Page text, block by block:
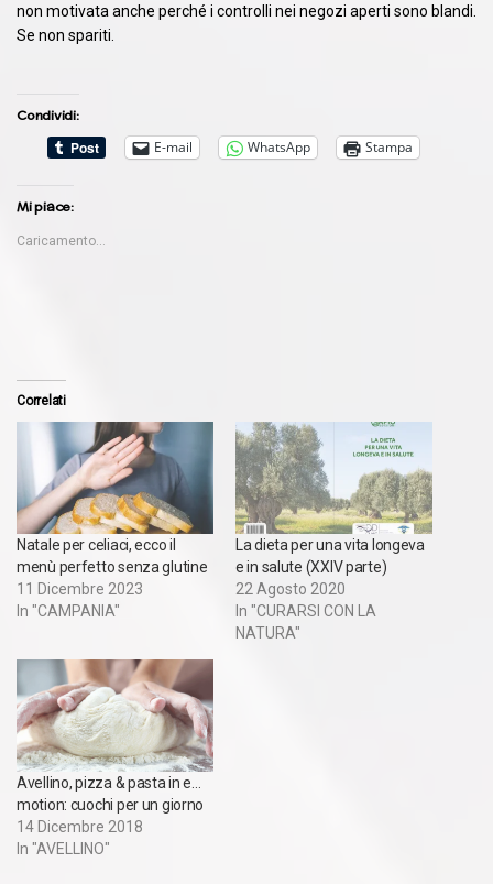
non motivata anche perché i controlli nei negozi aperti sono blandi.
Se non spariti.
Condividi:
E-mail
WhatsApp Stampa
Mi piace:
Caricamento...
Correlati
Natale per celiaci, ecco il
menù perfetto senza glutine
11 Dicembre 2023
In "CAMPANIA"
La dieta per una vita longeva
e in salute (XXIV parte)
22 Agosto 2020
In "CURARSI CON LA
NATURA"
Avellino, pizza & pasta in e…
motion: cuochi per un giorno
14 Dicembre 2018
In "AVELLINO"